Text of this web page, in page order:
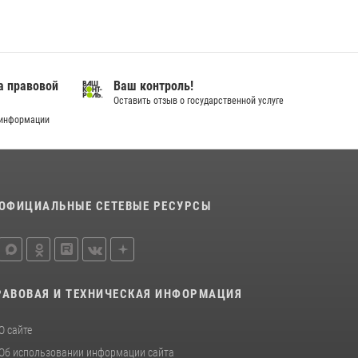
начала года
На Урале Росгвардия провела дни открытых
правовой
Ваш контроль!
Оставить отзыв о государственной услуге
СЕТЕВЫЕ РЕСУРСЫ
И ТЕХНИЧЕСКАЯ ИНФОРМАЦИЯ
О сайте
Об использовании информации сайта